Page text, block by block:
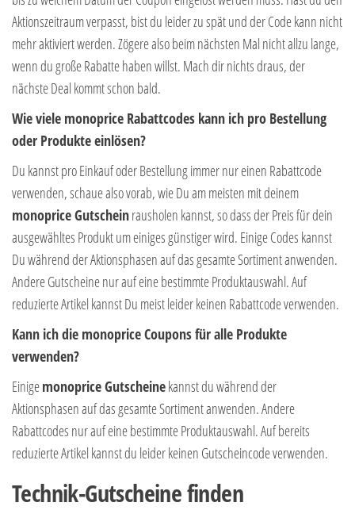
Aktionszeitraum verpasst, bist du leider zu spät und der Code kann nicht
mehr aktiviert werden. Zögere also beim nächsten Mal nicht allzu lange,
wenn du große Rabatte haben willst. Mach dir nichts draus, der
nächste Deal kommt schon bald.
Wie viele monoprice Rabattcodes kann ich pro Bestellung
oder Produkte einlösen?
Du kannst pro Einkauf oder Bestellung immer nur einen Rabattcode
verwenden, schaue also vorab, wie Du am meisten mit deinem
monoprice Gutscheinrausholen kannst, so dass der Preis für dein
ausgewähltes Produkt um einiges günstiger wird. Einige Codes kannst
Du während der Aktionsphasen auf das gesamte Sortiment anwenden.
Andere Gutscheine nur auf eine bestimmte Produktauswahl. Auf
reduzierte Artikel kannst Du meist leider keinen Rabattcode verwenden.
Kann ich die monoprice Coupons für alle Produkte
verwenden?
Einigemonoprice Gutscheinekannst du während der
Aktionsphasen auf das gesamte Sortiment anwenden. Andere
Rabattcodes nur auf eine bestimmte Produktauswahl. Auf bereits
reduzierte Artikel kannst du leider keinen Gutscheincode verwenden.
Technik-Gutscheine finden